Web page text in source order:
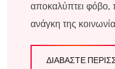
αποκαλύπτει φόβο,
ανάγκη της
ΔΙΑΒΆΣΤΕ